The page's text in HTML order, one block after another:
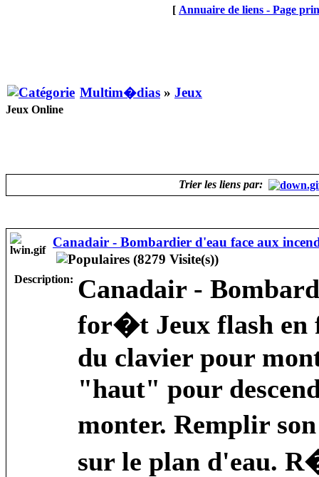
[ Annuaire de liens - Page
Multim�dias » Jeux
Jeux Online
Trier les liens par:
Canadair - Bombardier d'eau face aux
Description: Canadair -
for�t Jeux flash
du clavier pour
"haut" pour
monter. Remplir
sur le plan d'eau.